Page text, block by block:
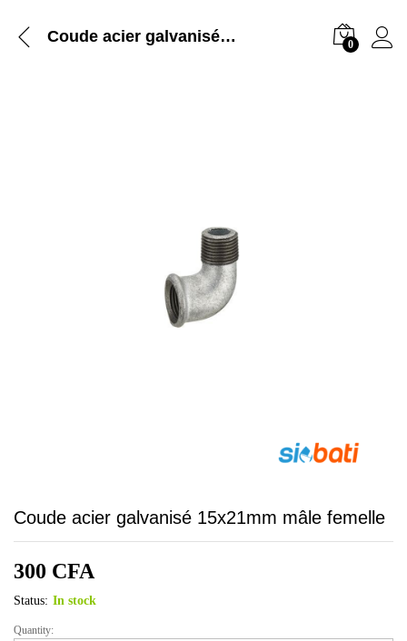
Coude acier galvanisé 15x21mm mâle femelle 0
Coude acier galvanisé 15x21mm mâle femelle
300 CFA
Status: In stock
Coude
Quantity: